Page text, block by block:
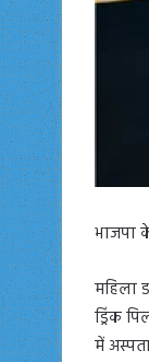
भाजपा
महिला
ड्रिंक
में